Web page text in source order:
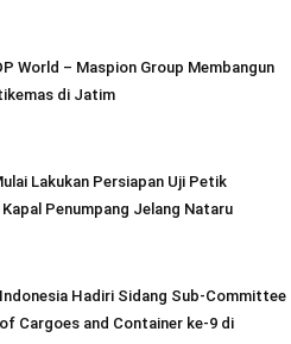
World – Maspion Group Membangun
di Jatim
Lakukan Persiapan Uji Petik
Penumpang Jelang Nataru
Hadiri Sidang Sub-Committee
Cargoes and Container ke-9 di